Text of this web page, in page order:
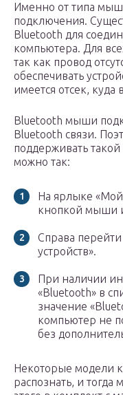
Именно от типа
подключения.
Bluetooth для
компьютера. Для
так как провод
обеспечивать
имеется отсек, куда
Bluetooth мыши
Bluetooth связи.
поддерживать
можно так:
На ярлыке
кнопкой мыши
Справа
устройств».
При наличии
«Bluetooth» в
значение
компьютер не
без
Некоторые модели
распознать, и тогда